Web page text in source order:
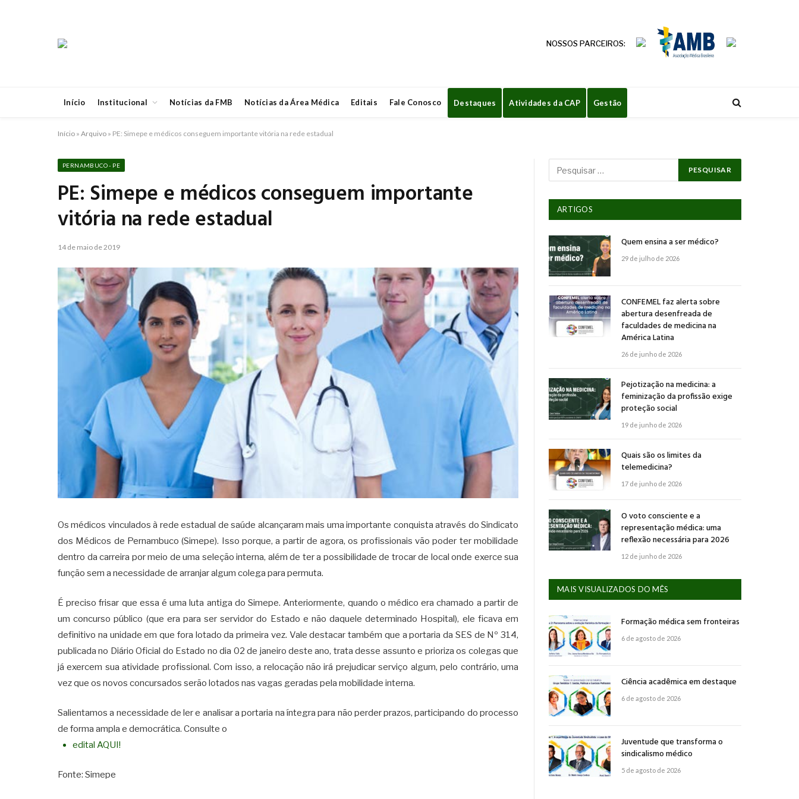
NOSSOS PARCEIROS:
Início Institucional Notícias da FMB Notícias da Área Médica Editais Fale Conosco Destaques Atividades da CAP Gestão
Início » Arquivo » PE: Simepe e médicos conseguem importante vitória na rede estadual
PERNAMBUCO - PE
PE: Simepe e médicos conseguem importante
vitória na rede estadual
14 de maio de 2019
Os médicos vinculados à rede estadual de saúde alcançaram mais uma importante conquista através do Sindicato
dos Médicos de Pernambuco (Simepe). Isso porque, a partir de agora, os profissionais vão poder ter mobilidade
dentro da carreira por meio de uma seleção interna, além de ter a possibilidade de trocar de local onde exerce sua
função sem a necessidade de arranjar algum colega para permuta.
É preciso frisar que essa é uma luta antiga do Simepe. Anteriormente, quando o médico era chamado a partir de
um concurso público (que era para ser servidor do Estado e não daquele determinado Hospital), ele ficava em
definitivo na unidade em que fora lotado da primeira vez. Vale destacar também que a portaria da SES de Nº 314,
publicada no Diário Oficial do Estado no dia 02 de janeiro deste ano, trata desse assunto e prioriza os colegas que
já exercem sua atividade profissional. Com isso, a relocação não irá prejudicar serviço algum, pelo contrário, uma
vez que os novos concursados serão lotados nas vagas geradas pela mobilidade interna.
Salientamos a necessidade de ler e analisar a portaria na íntegra para não perder prazos, participando do processo
de forma ampla e democrática. Consulte o
edital AQUI!
Fonte: Simepe
ARTIGOS
Quem ensina a ser médico?
29 de julho de 2026
CONFEMEL faz alerta sobre
abertura desenfreada de
faculdades de medicina na
América Latina
26 de junho de 2026
Pejotização na medicina: a
feminização da profissão exige
proteção social
19 de junho de 2026
Quais são os limites da
telemedicina?
17 de junho de 2026
O voto consciente e a
representação médica: uma
reflexão necessária para 2026
12 de junho de 2026
MAIS VISUALIZADOS DO MÊS
Formação médica sem fronteiras
6 de agosto de 2026
Ciência acadêmica em destaque
6 de agosto de 2026
Juventude que transforma o
sindicalismo médico
5 de agosto de 2026